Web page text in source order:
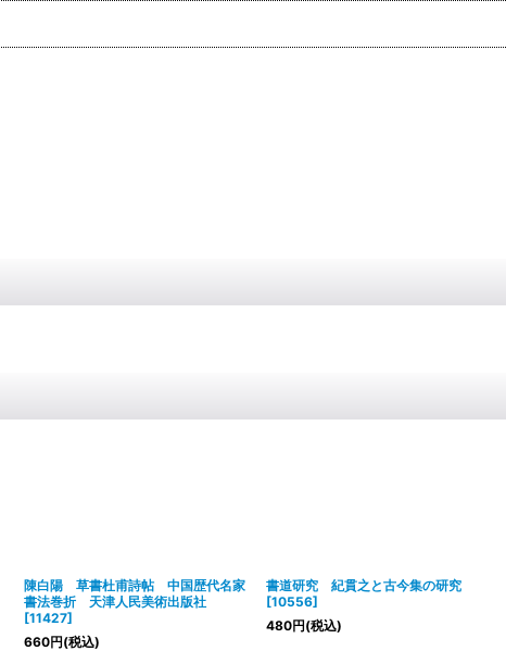
陳白陽 草書杜甫詩帖 中国歴代名家
書法巻折 天津人民美術出版社
[11427]
660円(税込)
書道研究 紀貫之と古今集の研究
[10556]
480円(税込)